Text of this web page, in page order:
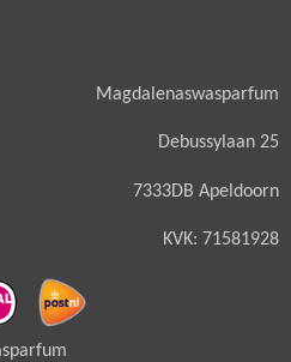
Magdalenaswasparfum
Debussylaan 25
7333DB Apeldoorn
KVK: 71581928